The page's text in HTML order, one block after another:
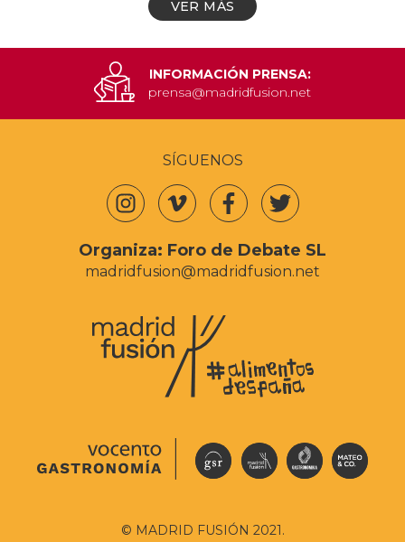
VER MÁS
INFORMACIÓN PRENSA:
prensa@madridfusion.net
SÍGUENOS
Organiza: Foro de Debate SL
madridfusion@madridfusion.net
© MADRID FUSIÓN 2021.